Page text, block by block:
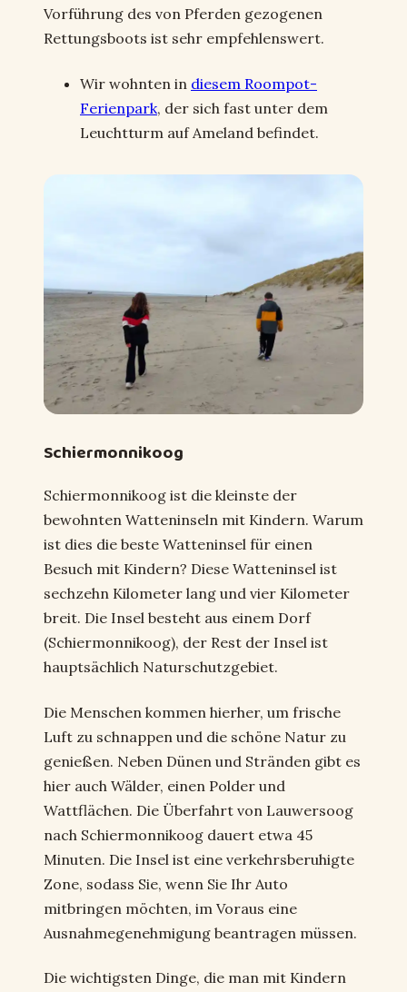
Vorführung des von Pferden gezogenen
Rettungsboots ist sehr empfehlenswert.
Wir wohnten in diesem Roompot-
Ferienpark, der sich fast unter dem
Leuchtturm auf Ameland befindet.
Schiermonnikoog
Schiermonnikoog ist die kleinste der
bewohnten Watteninseln mit Kindern. Warum
ist dies die beste Watteninsel für einen
Besuch mit Kindern? Diese Watteninsel ist
sechzehn Kilometer lang und vier Kilometer
breit. Die Insel besteht aus einem Dorf
(Schiermonnikoog), der Rest der Insel ist
hauptsächlich Naturschutzgebiet.
Die Menschen kommen hierher, um frische
Luft zu schnappen und die schöne Natur zu
genießen. Neben Dünen und Stränden gibt es
hier auch Wälder, einen Polder und
Wattflächen. Die Überfahrt von Lauwersoog
nach Schiermonnikoog dauert etwa 45
Minuten. Die Insel ist eine verkehrsberuhigte
Zone, sodass Sie, wenn Sie Ihr Auto
mitbringen möchten, im Voraus eine
Ausnahmegenehmigung beantragen müssen.
Die wichtigsten Dinge, die man mit Kindern